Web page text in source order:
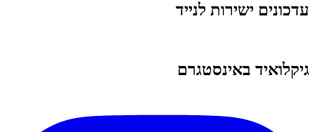
עדכונים ישירות לנייד
גיקלואיד באינסטגרם